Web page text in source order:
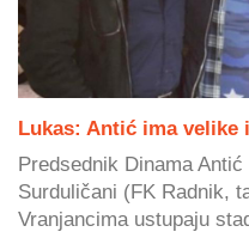
Lukas: Antić ima velike
Predsednik Dinama
Surduličani (FK Radnik,
Vranjancima ustupaju